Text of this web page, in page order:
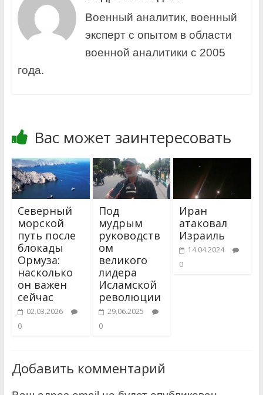
Военный аналитик, военный
эксперт с опытом в области
военной аналитики с 2005
года.
Вас может заинтересовать
Северный
морской
путь после
блокады
Ормуза:
насколько
он важен
сейчас
02.03.2026
0
Под
мудрым
руководств
ом
великого
лидера
Исламской
революции
29.06.2025
0
Иран
атаковал
Израиль
14.04.2024
0
Добавить комментарий